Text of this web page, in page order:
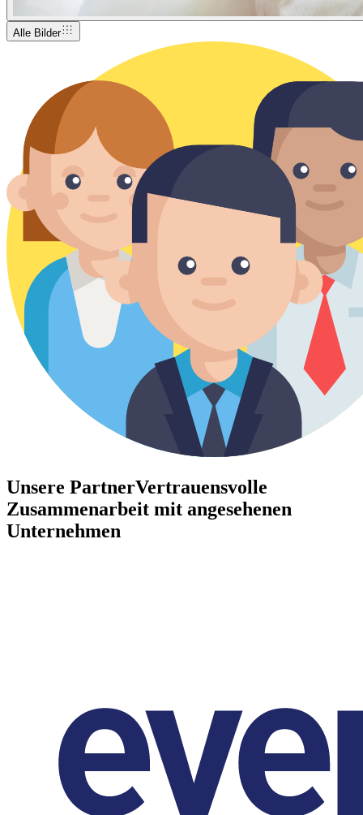
Alle Bilder
Unsere PartnerVertrauensvolle
Zusammenarbeit mit angesehenen
Unternehmen